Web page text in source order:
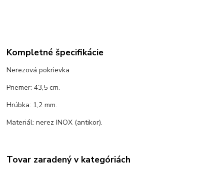
Kompletné špecifikácie
Nerezová pokrievka
Priemer: 43,5 cm.
Hrúbka: 1,2 mm.
Materiál: nerez INOX (antikor).
Tovar zaradený v kategóriách